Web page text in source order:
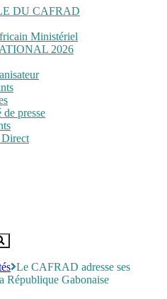
DU CAFRAD
Ministériel
2026
presse
Le CAFRAD adresse ses
République Gabonaise